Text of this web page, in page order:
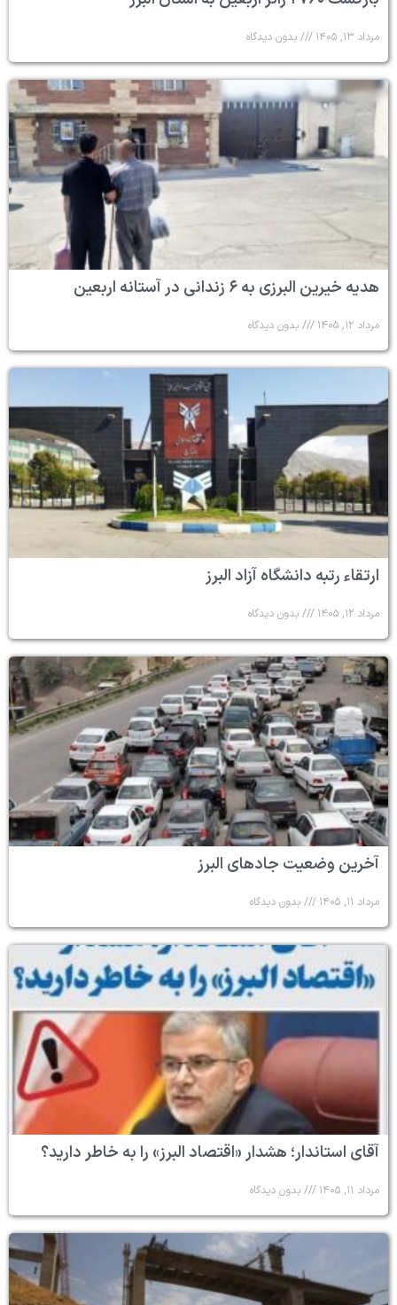
مرداد ۱۳, ۱۴۰۵ بدون دیدگاه
هدیه خیرین البرزی به ۶ زندانی در آستانه اربعین
مرداد ۱۲, ۱۴۰۵ بدون دیدگاه
ارتقاء رتبه دانشگاه آزاد البرز
مرداد ۱۲, ۱۴۰۵ بدون دیدگاه
آخرین وضعیت جادهای البرز
مرداد ۱۱, ۱۴۰۵ بدون دیدگاه
آقای استاندار؛ هشدار «اقتصاد البرز» را به خاطر دارید؟
مرداد ۱۱, ۱۴۰۵ بدون دیدگاه